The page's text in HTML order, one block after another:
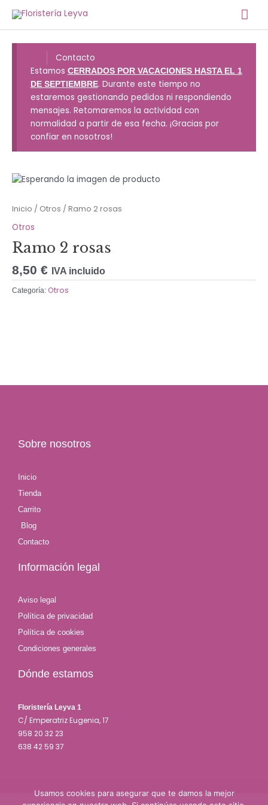
contenido
Contacto
Estamos CERRADOS POR VACACIONES HASTA EL 1
DE SEPTIEMBRE. Durante este tiempo no
estaremos gestionando pedidos ni respondiendo
mensajes. Retomaremos la actividad con
normalidad a partir de esa fecha. ¡Gracias por
confiar en nosotros!
Inicio / Otros / Ramo 2 rosas
Otros
Ramo 2 rosas
8,50 € IVA incluido
Categoría: Otros
Sobre nosotros
Inicio
Tienda
Carrito
Blog
Contacto
Información legal
Aviso legal
Política de privacidad
Política de cookies
Condiciones generales
Dónde estamos
Floristería Leyva 1
C/ Emperatriz Eugenia, 17
958 20 32 23
638 42 59 37
Usamos cookies para asegurar que te damos la mejor